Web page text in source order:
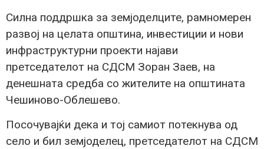
Силна поддршка за земјоделците, рамномерен
развој на целата општина, инвестиции и нови
инфраструктурни проекти најави
претседателот на СДСМ Зоран Заев, на
денешната средба со жителите на општината
Чешиново-Облешево.
Посочувајќи дека и тој самиот потекнува од
село и бил земјоделец, претседателот на СДСМ